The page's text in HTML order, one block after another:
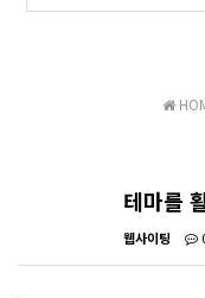
테마를
웹사이팅